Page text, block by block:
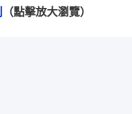
（點擊放大瀏覽）